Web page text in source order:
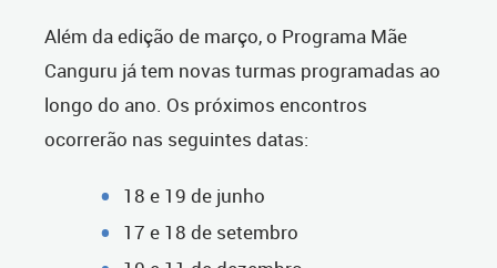
Além da edição de março, o Programa Mãe
Canguru já tem novas turmas programadas ao
longo do ano. Os próximos encontros
ocorrerão nas seguintes datas:
18 e 19 de junho
17 e 18 de setembro